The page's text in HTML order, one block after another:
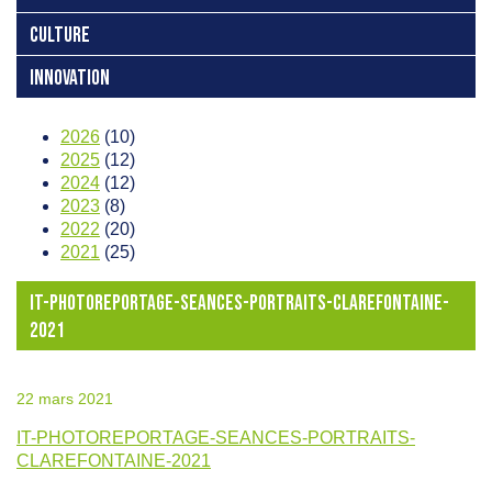
CULTURE
INNOVATION
2026 (10)
2025 (12)
2024 (12)
2023 (8)
2022 (20)
2021 (25)
IT-PHOTOREPORTAGE-SEANCES-PORTRAITS-CLAREFONTAINE-
2021
22 mars 2021
IT-PHOTOREPORTAGE-SEANCES-PORTRAITS-
CLAREFONTAINE-2021